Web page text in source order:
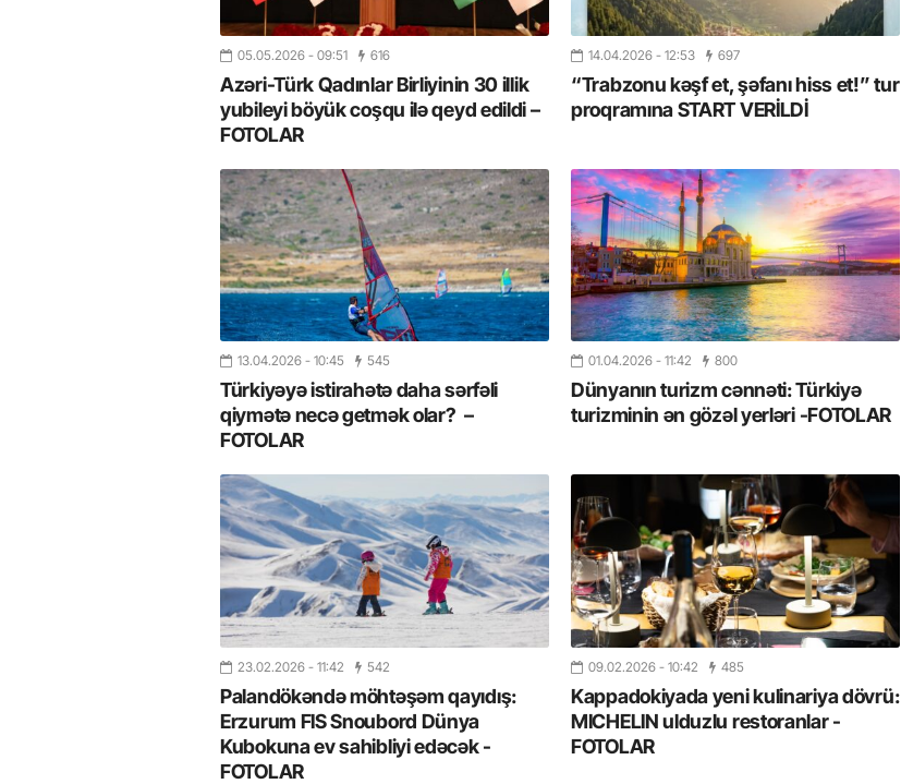
05.05.2026 - 09:51 616
Azəri-Türk Qadınlar Birliyinin 30 illik
yubileyi böyük coşqu ilə qeyd edildi –
FOTOLAR
14.04.2026 - 12:53 697
“Trabzonu kəşf et, şəfanı hiss et!” tur
proqramına START VERİLDİ
13.04.2026 - 10:45 545
Türkiyəyə istirahətə daha sərfəli
qiymətə necə getmək olar? –
FOTOLAR
01.04.2026 - 11:42 800
Dünyanın turizm cənnəti: Türkiyə
turizminin ən gözəl yerləri -FOTOLAR
23.02.2026 - 11:42 542
Palandökəndə möhtəşəm qayıdış:
Erzurum FIS Snoubord Dünya
Kubokuna ev sahibliyi edəcək -
FOTOLAR
09.02.2026 - 10:42 485
Kappadokiyada yeni kulinariya dövrü:
MICHELIN ulduzlu restoranlar -
FOTOLAR